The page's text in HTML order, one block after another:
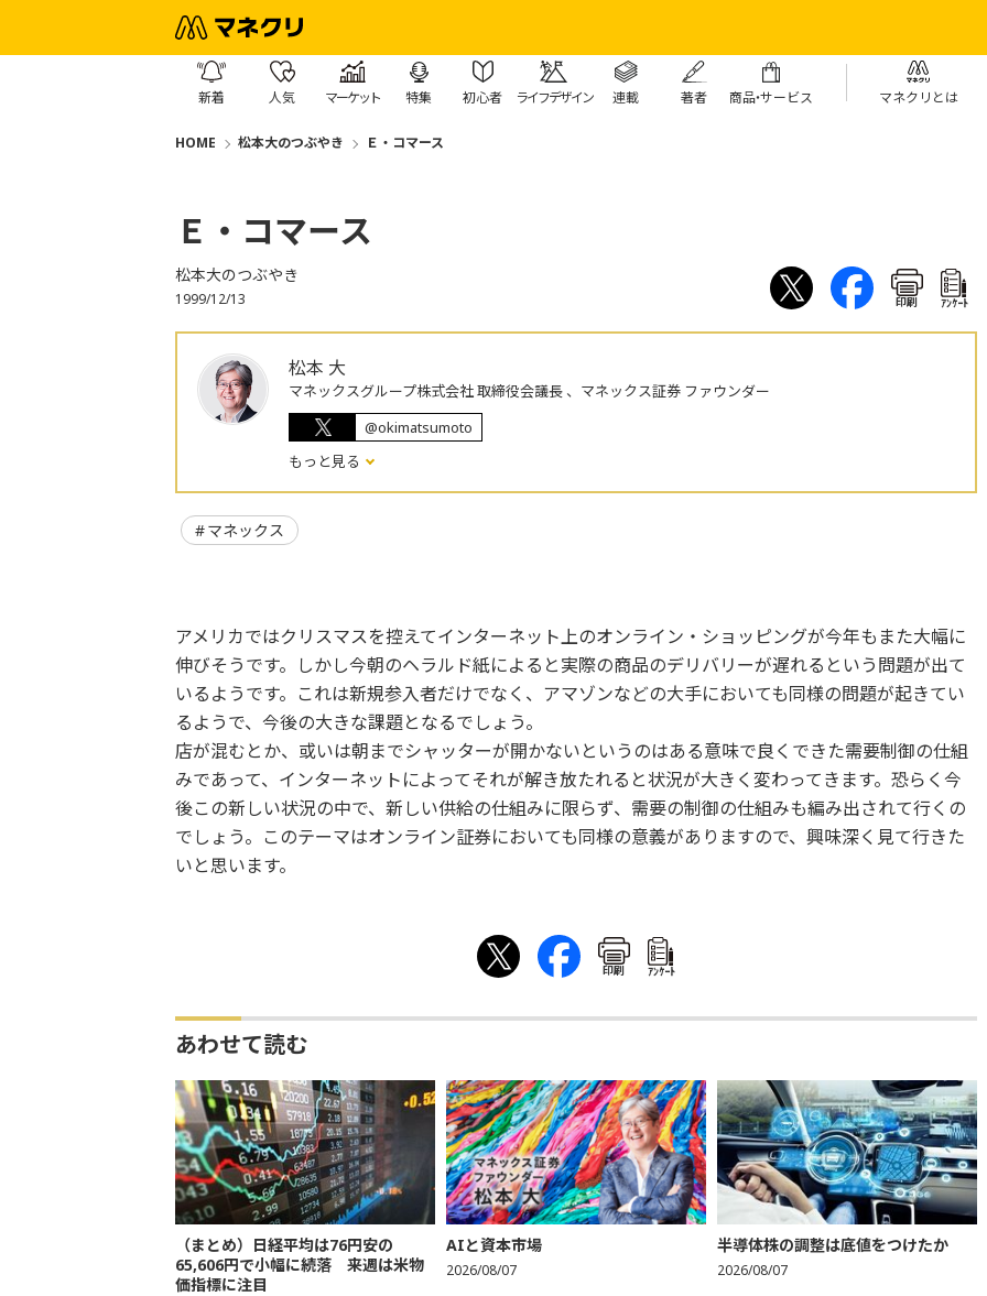
新着 人気 マーケット 特集 初心者 ライフデザイン 連載 著者 商品・サービス マネクリとは
HOME 松本大のつぶやき Ｅ・コマース
Ｅ・コマース
松本大のつぶやき
1999/12/13 印刷 ｱﾝｹｰﾄ
松本 大
マネックスグループ株式会社 取締役会議長 、マネックス証券 ファウンダー
@okimatsumoto
もっと見る
マネックス
アメリカではクリスマスを控えてインターネット上のオンライン・ショッピングが今年もまた大幅に
伸びそうです。しかし今朝のヘラルド紙によると実際の商品のデリバリーが遅れるという問題が出て
いるようです。これは新規参入者だけでなく、アマゾンなどの大手においても同様の問題が起きてい
るようで、今後の大きな課題となるでしょう。
店が混むとか、或いは朝までシャッターが開かないというのはある意味で良くできた需要制御の仕組
みであって、インターネットによってそれが解き放たれると状況が大きく変わってきます。恐らく今
後この新しい状況の中で、新しい供給の仕組みに限らず、需要の制御の仕組みも編み出されて行くの
でしょう。このテーマはオンライン証券においても同様の意義がありますので、興味深く見て行きた
いと思います。
印刷 ｱﾝｹｰﾄ
あわせて読む
（まとめ）日経平均は76円安の
65,606円で小幅に続落 来週は米物
価指標に注目
AIと資本市場
2026/08/07
半導体株の調整は底値をつけたか
2026/08/07